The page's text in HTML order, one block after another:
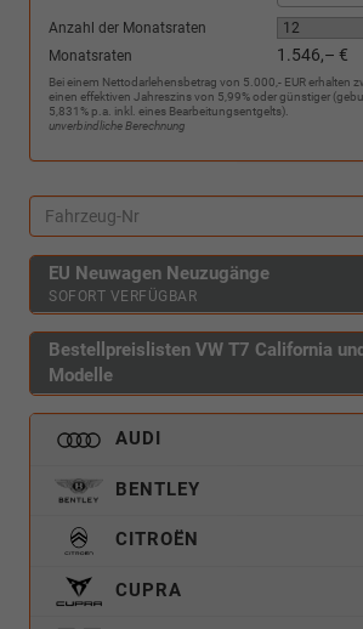
Anzahl der Monatsraten
Monatsraten
1.546,– €
Bei einem Nettodarlehensbetrag von 5.000,- EUR erhalten
einen effektiven Jahreszins von 5,99% oder günstiger
5,831% p.a. inkl. eines Bearbeitungsentgelts).
unverbindliche Berechnung
EU Neuwagen Neuzugänge
SOFORT VERFÜGBAR
Bestellpreislisten VW T7 California
Modelle
AUDI
BENTLEY
CITROËN
CUPRA